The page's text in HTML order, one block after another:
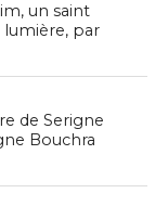
un saint
par
de Serigne
Bouchra